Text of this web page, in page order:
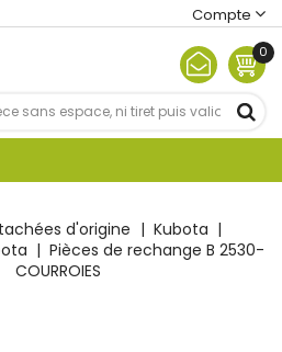
Compte
0
d'origine
Kubota
Pièces de rechange B 2530-
COURROIES